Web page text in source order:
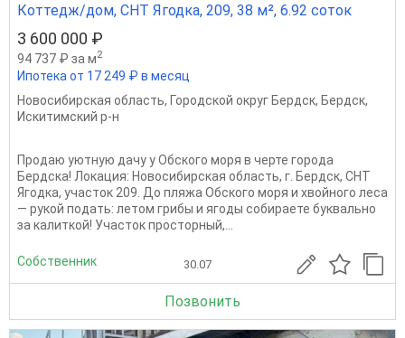
Коттедж/дом, СНТ Ягодка, 209, 38 м², 6.92 соток
3 600 000 ₽
94 737 ₽ за м2
Ипотека от 17 249 ₽ в месяц
Новосибирская область, Городской округ Бердск, Бердск,
Искитимский р-н
Продаю уютную дачу у Обского моря в черте города
Бердска! Локация: Новосибирская область, г. Бердск, СНТ
Ягодка, участок 209. До пляжа Обского моря и хвойного леса
— рукой подать: летом грибы и ягоды собираете буквально
за калиткой! Участок просторный,...
Собственник 30.07
Позвонить